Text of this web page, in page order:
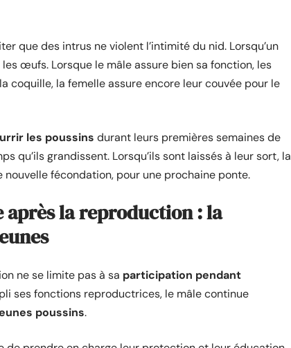
que des intrus ne violent l’intimité du nid. Lorsqu’un
œufs. Lorsque le mâle assure bien sa fonction, les
coquille, la femelle assure encore leur couvée pour le
les poussins durant leurs premières semaines de
qu’ils grandissent. Lorsqu’ils sont laissés à leur sort, la
fécondation, pour une prochaine ponte.
après la reproduction : la
ne se limite pas à sa participation pendant
ses fonctions reproductrices, le mâle continue
poussins.